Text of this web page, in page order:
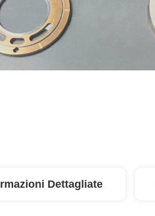
Dettagliate